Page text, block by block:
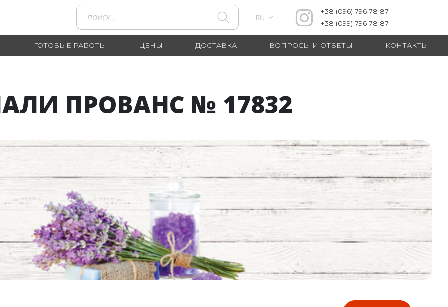
RU
+38 (096) 796 78 87
+38 (099) 796 78 87
ГОТОВЫЕ РАБОТЫ ЦЕНЫ ДОСТАВКА ВОПРОСЫ И ОТВЕТЫ КОНТАКТЫ
ПРОВАНС № 17832